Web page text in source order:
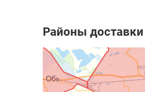
Районы доставки